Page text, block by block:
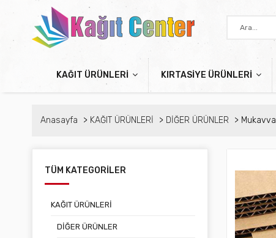
KAĞIT ÜRÜNLERİ KIRTASİYE ÜRÜNLERİ
Anasayfa KAĞIT ÜRÜNLERİ DİĞER ÜRÜNLER Mukavva
TÜM KATEGORİLER
KAĞIT ÜRÜNLERİ
DİĞER ÜRÜNLER